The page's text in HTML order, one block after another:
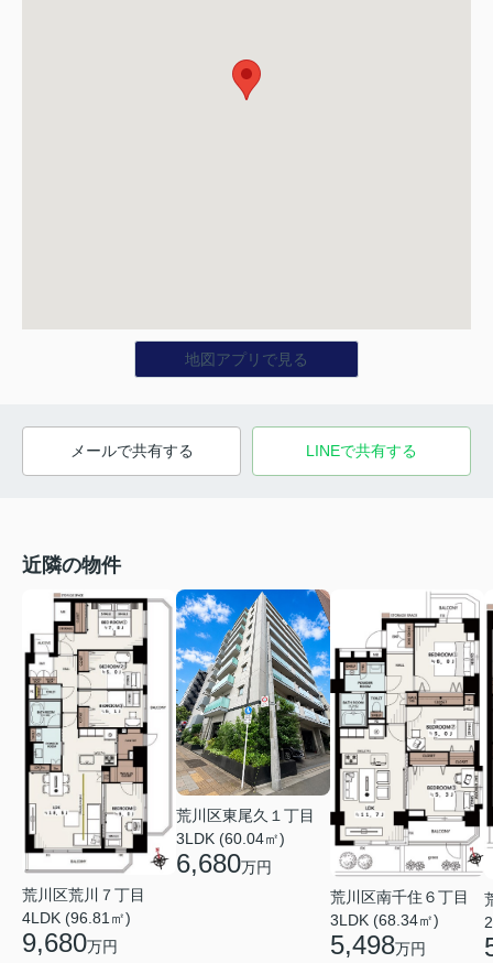
地図アプリで見る
メールで共有する LINEで共有する
近隣の物件
荒川区荒川７丁目
4LDK (96.81㎡)
9,680万円
荒川区東尾久１丁目
3LDK (60.04㎡)
6,680万円
荒川区南千住６丁目
3LDK (68.34㎡)
5,498万円